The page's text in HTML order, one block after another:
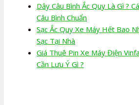
Dây Câu Bình Ắc Quy Là Gì ?
Câu Bình Chuẩn
Sạc Ắc Quy Xe Máy Hết Bao
Sạc Tại Nhà
Giá Thuê Pin Xe Máy Điện
Cần Lưu Ý Gì ?